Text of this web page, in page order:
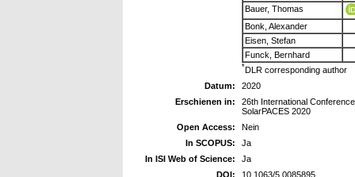
Bauer, Thomas
Bonk, Alexander
Eisen, Stefan
Funck, Bernhard
*DLR corresponding author
Datum:
2020
Erschienen in:
26th International
SolarPACES 2020
Open Access:
Nein
In SCOPUS:
Ja
In ISI Web of Science:
Ja
DOI:
10.1063/5.0085895